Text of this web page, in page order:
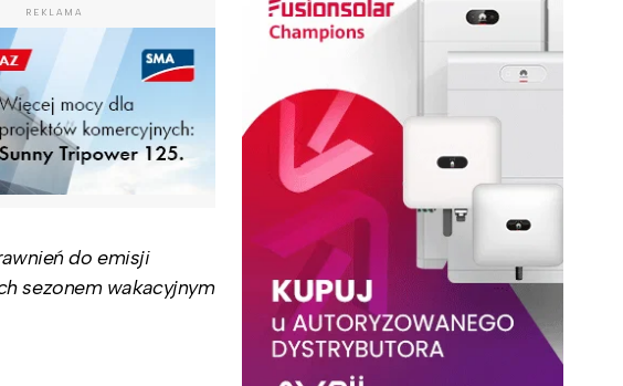
REKLAMA
do emisji
sezonem wakacyjnym